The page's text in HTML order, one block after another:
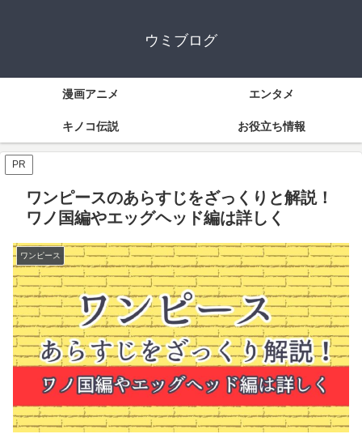
ウミブログ
漫画アニメ エンタメ
キノコ伝説 お役立ち情報
PR
ワンピースのあらすじをざっくりと解説！
ワノ国編やエッグヘッド編は詳しく
ワンピース